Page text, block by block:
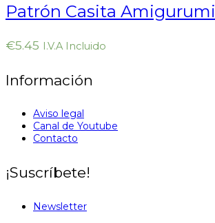
Patrón Casita Amigurumi
€5.45 I.V.A Incluido
Información
Aviso legal
Canal de Youtube
Contacto
¡Suscríbete!
Newsletter